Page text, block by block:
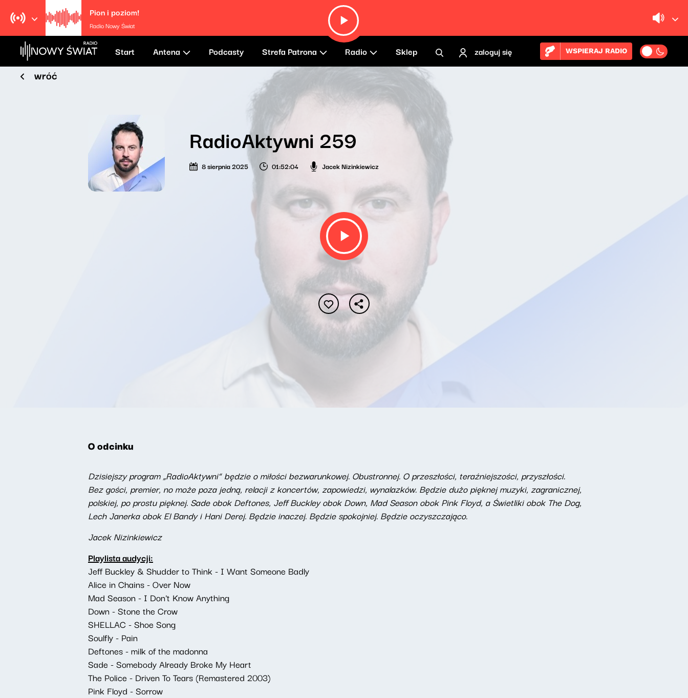
Pion i poziom!
Radio Nowy Świat
Start Antena Podcasty Strefa Patrona Radio Sklep zaloguj się WSPIERAJ RADIO
wróć
RadioAktywni 259
8 sierpnia 2025 01:52:04 Jacek Nizinkiewicz
O odcinku
Dzisiejszy program „RadioAktywni” będzie o miłości bezwarunkowej. Obustronnej. O przeszłości, teraźniejszości, przyszłości.
Bez gości, premier, no może poza jedną, relacji z koncertów, zapowiedzi, wynalazków. Będzie dużo pięknej muzyki, zagranicznej,
polskiej, po prostu pięknej. Sade obok Deftones, Jeff Buckley obok Down, Mad Season obok Pink Floyd, a Świetliki obok The Dog,
Lech Janerka obok El Bandy i Hani Derej. Będzie inaczej. Będzie spokojniej. Będzie oczyszczająco.
Jacek Nizinkiewicz
Playlista audycji:
Jeff Buckley & Shudder to Think - I Want Someone Badly
Alice in Chains - Over Now
Mad Season - I Don't Know Anything
Down - Stone the Crow
SHELLAC - Shoe Song
Soulfly - Pain
Deftones - milk of the madonna
Sade - Somebody Already Broke My Heart
The Police - Driven To Tears (Remastered 2003)
Pink Floyd - Sorrow